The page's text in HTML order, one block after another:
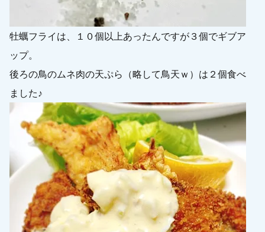
牡蠣フライは、１０個以上あったんですが３個でギブア
ップ。
後ろの鳥のムネ肉の天ぷら（略して鳥天ｗ）は２個食べ
ました♪